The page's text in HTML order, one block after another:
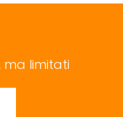
ma limitati